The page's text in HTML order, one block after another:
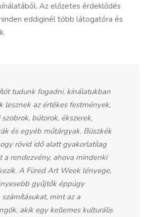
Az előzetes érdeklődés
eddiginél több látogatóra és
tudunk fogadni, kínálatukban
lesznek az értékes festmények,
bútorok, ékszerek,
és egyéb műtárgyak. Büszkék
rövid idő alatt gyakorlatilag
a rendezvény, ahova mindenki
A Füred Art Week lényege,
gyűjtők éppúgy
mint az a
akik egy kellemes kulturális